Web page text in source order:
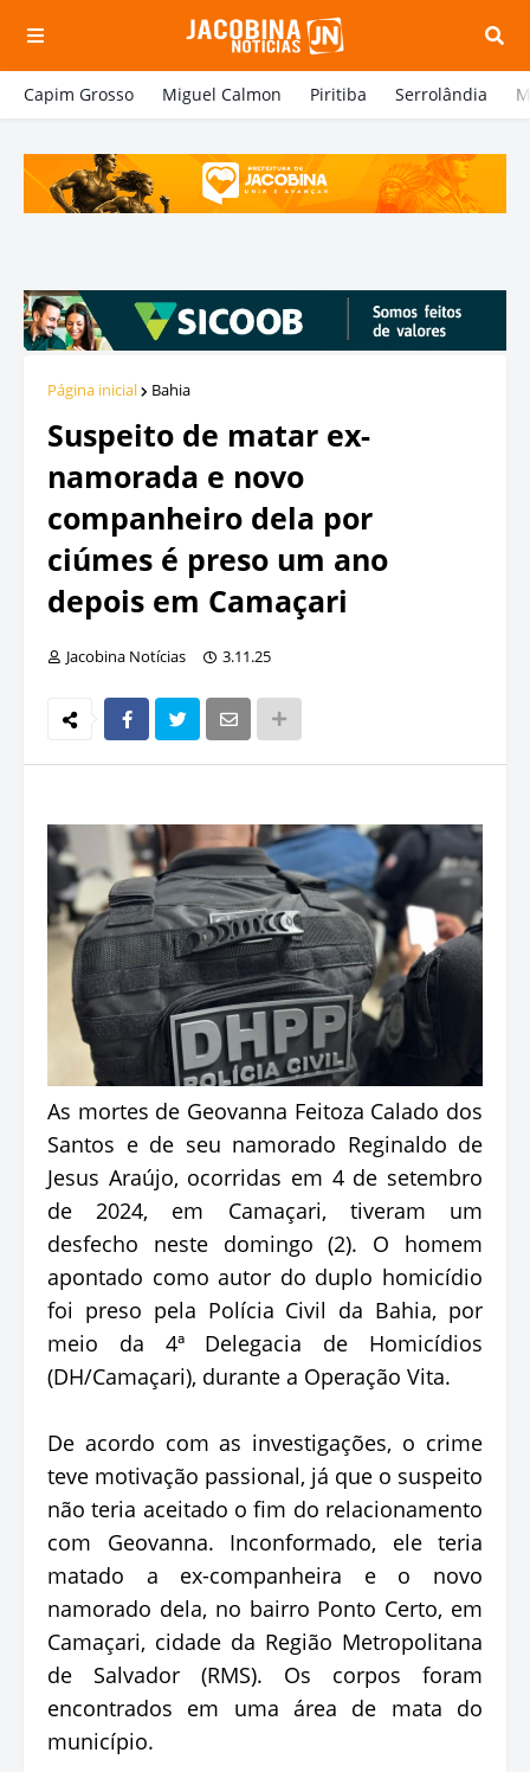
Capim Grosso Miguel Calmon Piritiba Serrolândia
Página inicial Bahia
Suspeito de matar ex-
namorada e novo
companheiro dela por
ciúmes é preso um ano
depois em Camaçari
Jacobina Notícias 3.11.25
As mortes de Geovanna Feitoza Calado dos
Santos e de seu namorado Reginaldo de
Jesus Araújo, ocorridas em 4 de setembro
de 2024, em Camaçari, tiveram um
desfecho neste domingo (2). O homem
apontado como autor do duplo homicídio
foi preso pela Polícia Civil da Bahia, por
meio da 4ª Delegacia de Homicídios
(DH/Camaçari), durante a Operação Vita.
De acordo com as investigações, o crime
teve motivação passional, já que o suspeito
não teria aceitado o fim do relacionamento
com Geovanna. Inconformado, ele teria
matado a ex-companheira e o novo
namorado dela, no bairro Ponto Certo, em
Camaçari, cidade da Região Metropolitana
de Salvador (RMS). Os corpos foram
encontrados em uma área de mata do
município.